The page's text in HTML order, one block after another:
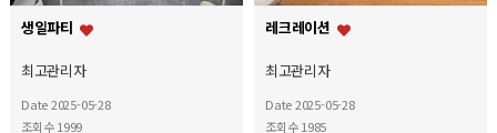
생일파티
최고관리자
Date 2025-05-28
조회수 1999
레크레이션
최고관리자
Date 2025-05-28
조회수 1985